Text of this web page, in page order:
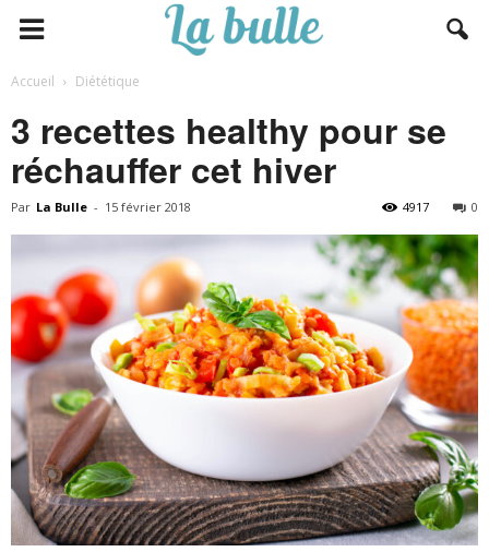
Accueil Diététique
3 recettes healthy pour se
réchauffer cet hiver
Par La Bulle - 15 février 2018 0
4917